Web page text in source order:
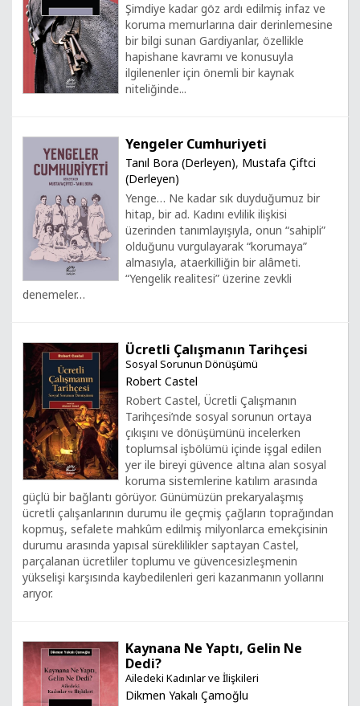
Şimdiye kadar göz ardı edilmiş infaz ve
koruma memurlarına dair derinlemesine
bir bilgi sunan Gardiyanlar, özellikle
hapishane kavramı ve konusuyla
ilgilenenler için önemli bir kaynak
niteliğinde...
Yengeler Cumhuriyeti
Tanıl Bora (Derleyen), Mustafa Çiftci
(Derleyen)
Yenge… Ne kadar sık duyduğumuz bir
hitap, bir ad. Kadını evlilik ilişkisi
üzerinden tanımlayışıyla, onun “sahipli”
olduğunu vurgulayarak “korumaya”
almasıyla, ataerkilliğin bir alâmeti.
“Yengelik realitesi” üzerine zevkli
denemeler…
Ücretli Çalışmanın Tarihçesi
Sosyal Sorunun Dönüşümü
Robert Castel
Robert Castel, Ücretli Çalışmanın
Tarihçesi’nde sosyal sorunun ortaya
çıkışını ve dönüşümünü incelerken
toplumsal işbölümü içinde işgal edilen
yer ile bireyi güvence altına alan sosyal
koruma sistemlerine katılım arasında
güçlü bir bağlantı görüyor. Günümüzün prekaryalaşmış
ücretli çalışanlarının durumu ile geçmiş çağların toprağından
kopmuş, sefalete mahkûm edilmiş milyonlarca emekçisinin
durumu arasında yapısal süreklilikler saptayan Castel,
parçalanan ücretliler toplumu ve güvencesizleşmenin
yükselişi karşısında kaybedilenleri geri kazanmanın yollarını
arıyor.
Kaynana Ne Yaptı, Gelin Ne
Dedi?
Ailedeki Kadınlar ve İlişkileri
Dikmen Yakalı Çamoğlu